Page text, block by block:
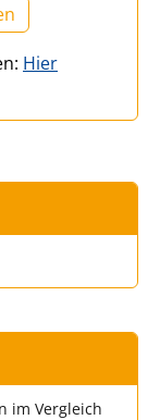
Hier
im Vergleich